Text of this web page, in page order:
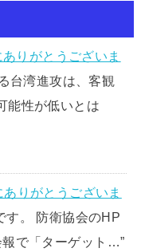
りがとうございま
台湾進攻は、客観
能性が低いとは
りがとうございま
す。 防衛協会のHP
報で「ターゲット…”